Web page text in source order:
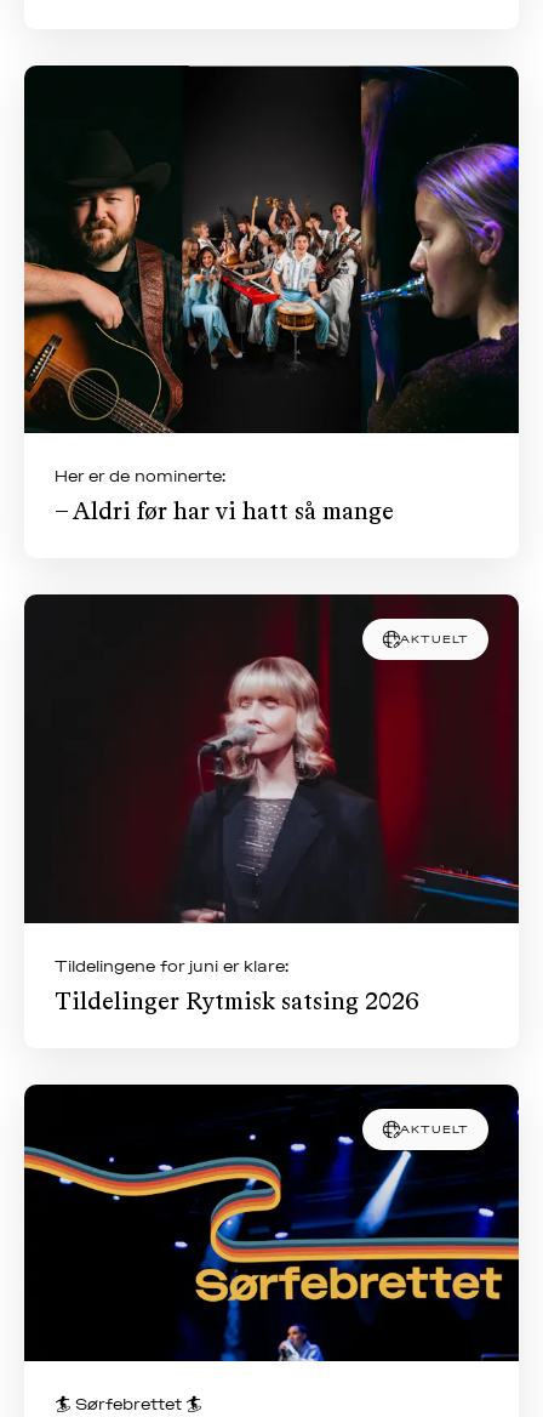
Her er de nominerte:
– Aldri før har vi hatt så mange
AKTUELT
Tildelingene for juni er klare:
Tildelinger Rytmisk satsing 2026
AKTUELT
🏄 Sørfebrettet 🏄